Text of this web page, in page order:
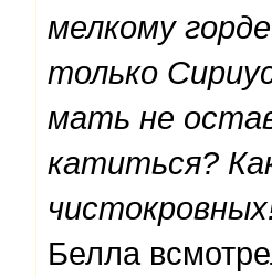
мелкому
только
мать не
катиться?
Белла